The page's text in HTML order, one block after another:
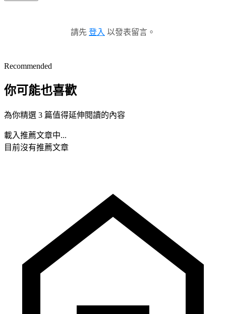
請先 登入 以發表留言。
Recommended
你可能也喜歡
為你精選 3 篇值得延伸閱讀的內容
載入推薦文章中...
目前沒有推薦文章